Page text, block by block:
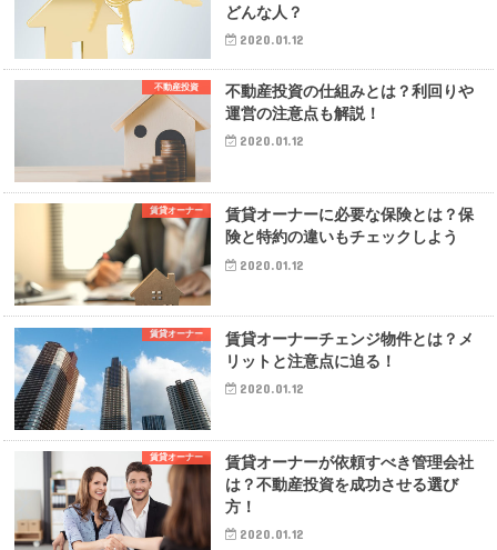
どんな人？
2020.01.12
不動産投資
不動産投資の仕組みとは？利回りや
運営の注意点も解説！
2020.01.12
賃貸オーナー
賃貸オーナーに必要な保険とは？保
険と特約の違いもチェックしよう
2020.01.12
賃貸オーナー
賃貸オーナーチェンジ物件とは？メ
リットと注意点に迫る！
2020.01.12
賃貸オーナー
賃貸オーナーが依頼すべき管理会社
は？不動産投資を成功させる選び
方！
2020.01.12